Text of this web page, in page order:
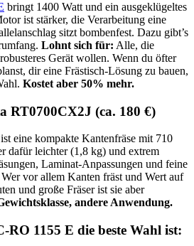
bringt 1400 Watt und ein ausgeklügeltes
ist stärker, die Verarbeitung eine
sitzt bombenfest. Dazu gibt’s
Lohnt sich für: Alle, die
Gerät wollen. Wenn du öfter
dir eine Frästisch-Lösung zu bauen,
Kostet aber 50% mehr.
RT0700CX2J (ca. 180 €)
ist eine kompakte Kantenfräse mit 710
dafür leichter (1,8 kg) und extrem
Laminat-Anpassungen und feine
Wer vor allem Kanten fräst und Wert auf
und große Fräser ist sie aber
andere Anwendung.
1155 E die beste Wahl ist: